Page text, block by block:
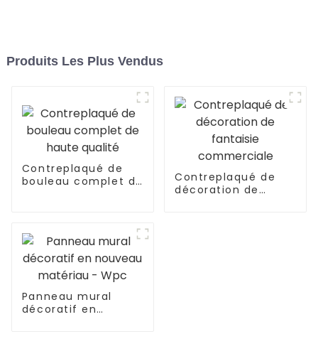
Produits Les Plus Vendus
Contreplaqué de
bouleau complet de
Contreplaqué de
décoration de
Panneau mural
décoratif en